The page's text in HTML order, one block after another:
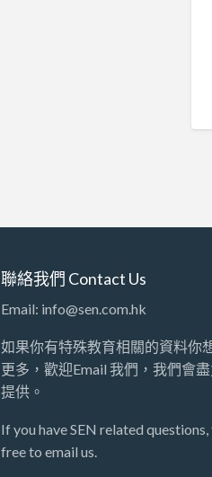
聯絡我們 Contact Us
Email: info@sen.com.hk
如果你有特殊教育相關的資料你
更多，歡迎Email 我們，我們會
提供。
If you have SEN related questions,
free to email us.